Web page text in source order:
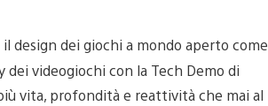
design dei giochi a mondo aperto come
videogiochi con la Tech Demo di
vita, profondità e reattività che mai al